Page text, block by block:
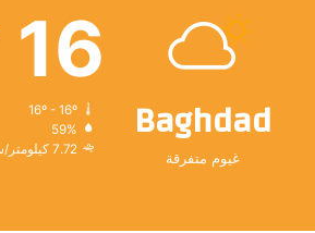
Baghdad
غيوم متفرقة
16
16º - 16º
59%
7.72 كيلومتر/ساعة